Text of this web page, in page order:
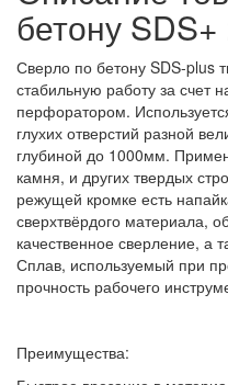
бетону
Сверло по бетону SDS-plus
стабильную работу за счет
перфоратором.
глухих отверстий разной
глубиной до 1000мм.
камня, и других твердых
режущей кромке есть
сверхтвёрдого материала,
качественное сверление, а
Сплав, используемый при
прочность рабочего
Преимущества: